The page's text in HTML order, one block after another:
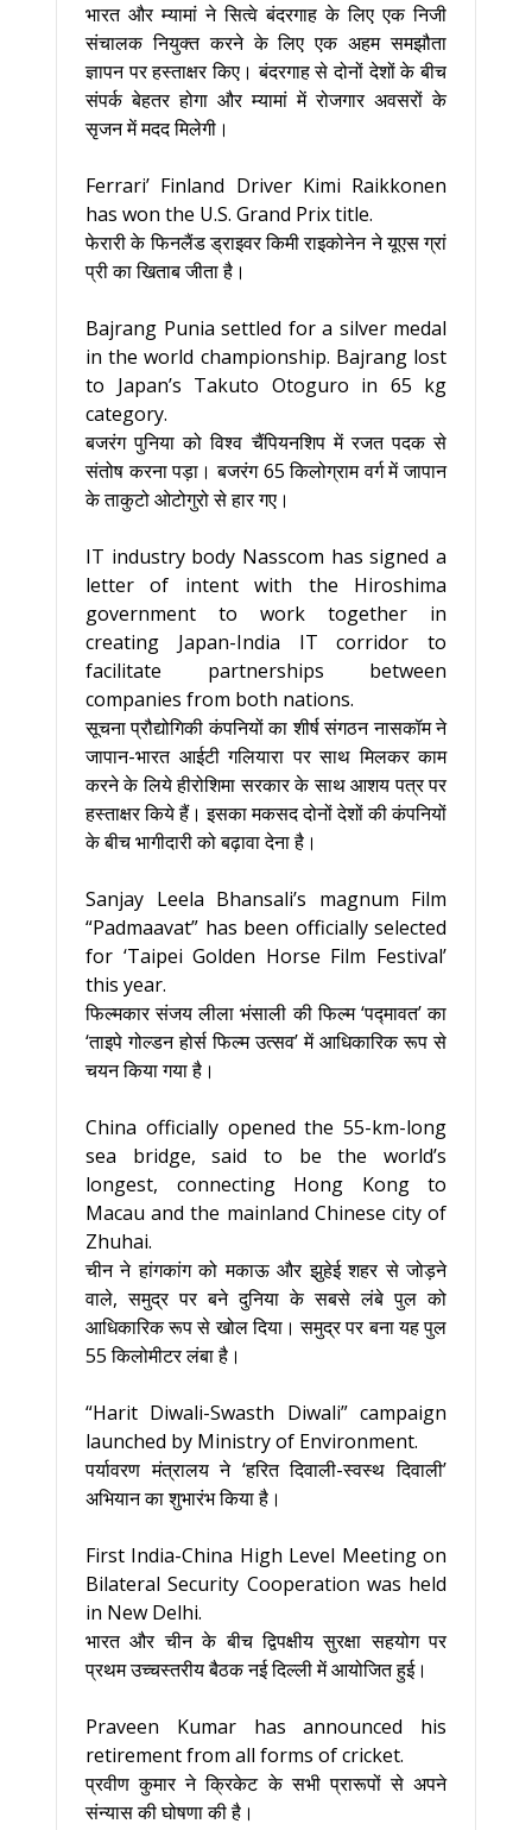
भारत और म्यामां ने सित्वे बंदरगाह के लिए एक निजी
संचालक नियुक्त करने के लिए एक अहम समझौता
ज्ञापन पर हस्ताक्षर किए। बंदरगाह से दोनों देशों के बीच
संपर्क बेहतर होगा और म्यामां में रोजगार अवसरों के
सृजन में मदद मिलेगी।
Ferrari’ Finland Driver Kimi Raikkonen
has won the U.S. Grand Prix title.
फेरारी के फिनलैंड ड्राइवर किमी राइकोनेन ने यूएस ग्रां
प्री का खिताब जीता है।
Bajrang Punia settled for a silver medal
in the world championship. Bajrang lost
to Japan’s Takuto Otoguro in 65 kg
category.
बजरंग पुनिया को विश्व चैंपियनशिप में रजत पदक से
संतोष करना पड़ा। बजरंग 65 किलोग्राम वर्ग में जापान
के ताकुटो ओटोगुरो से हार गए।
IT industry body Nasscom has signed a
letter of intent with the Hiroshima
government to work together in
creating Japan-India IT corridor to
facilitate partnerships between
companies from both nations.
सूचना प्रौद्योगिकी कंपनियों का शीर्ष संगठन नासकॉम ने
जापान-भारत आईटी गलियारा पर साथ मिलकर काम
करने के लिये हीरोशिमा सरकार के साथ आशय पत्र पर
हस्ताक्षर किये हैं। इसका मकसद दोनों देशों की कंपनियों
के बीच भागीदारी को बढ़ावा देना है।
Sanjay Leela Bhansali’s magnum Film
“Padmaavat” has been officially selected
for ‘Taipei Golden Horse Film Festival’
this year.
फिल्मकार संजय लीला भंसाली की फिल्म ‘पद्मावत’ का
‘ताइपे गोल्डन होर्स फिल्म उत्सव’ में आधिकारिक रूप से
चयन किया गया है।
China officially opened the 55-km-long
sea bridge, said to be the world’s
longest, connecting Hong Kong to
Macau and the mainland Chinese city of
Zhuhai.
चीन ने हांगकांग को मकाऊ और झुहेई शहर से जोड़ने
वाले, समुद्र पर बने दुनिया के सबसे लंबे पुल को
आधिकारिक रूप से खोल दिया। समुद्र पर बना यह पुल
55 किलोमीटर लंबा है।
“Harit Diwali-Swasth Diwali” campaign
launched by Ministry of Environment.
पर्यावरण मंत्रालय ने ‘हरित दिवाली-स्वस्थ दिवाली’
अभियान का शुभारंभ किया है।
First India-China High Level Meeting on
Bilateral Security Cooperation was held
in New Delhi.
भारत और चीन के बीच द्विपक्षीय सुरक्षा सहयोग पर
प्रथम उच्चस्तरीय बैठक नई दिल्ली में आयोजित हुई।
Praveen Kumar has announced his
retirement from all forms of cricket.
प्रवीण कुमार ने क्रिकेट के सभी प्रारूपों से अपने
संन्यास की घोषणा की है।